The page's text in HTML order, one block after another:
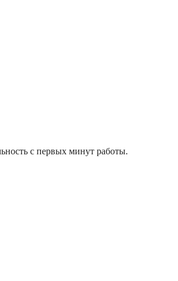
с первых минут работы.